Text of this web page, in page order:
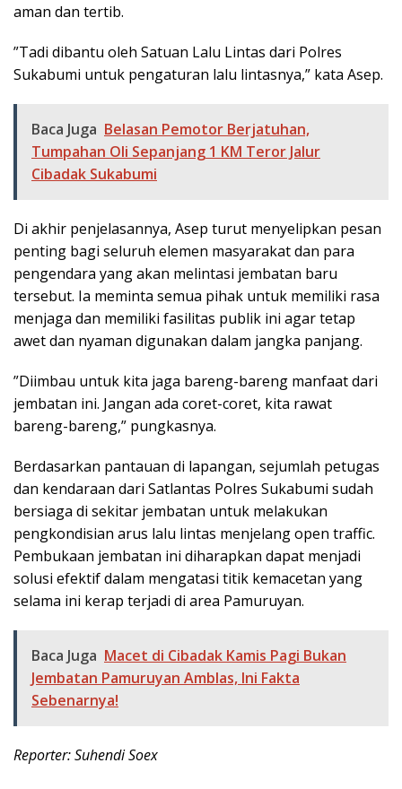
aman dan tertib.
​”Tadi dibantu oleh Satuan Lalu Lintas dari Polres
Sukabumi untuk pengaturan lalu lintasnya,” kata Asep.
Baca Juga Belasan Pemotor Berjatuhan,
Tumpahan Oli Sepanjang 1 KM Teror Jalur
Cibadak Sukabumi
​Di akhir penjelasannya, Asep turut menyelipkan pesan
penting bagi seluruh elemen masyarakat dan para
pengendara yang akan melintasi jembatan baru
tersebut. Ia meminta semua pihak untuk memiliki rasa
menjaga dan memiliki fasilitas publik ini agar tetap
awet dan nyaman digunakan dalam jangka panjang.
​”Diimbau untuk kita jaga bareng-bareng manfaat dari
jembatan ini. Jangan ada coret-coret, kita rawat
bareng-bareng,” pungkasnya.
​Berdasarkan pantauan di lapangan, sejumlah petugas
dan kendaraan dari Satlantas Polres Sukabumi sudah
bersiaga di sekitar jembatan untuk melakukan
pengkondisian arus lalu lintas menjelang open traffic.
Pembukaan jembatan ini diharapkan dapat menjadi
solusi efektif dalam mengatasi titik kemacetan yang
selama ini kerap terjadi di area Pamuruyan.
Baca Juga Macet di Cibadak Kamis Pagi Bukan
Jembatan Pamuruyan Amblas, Ini Fakta
Sebenarnya!
Reporter: Suhendi Soex